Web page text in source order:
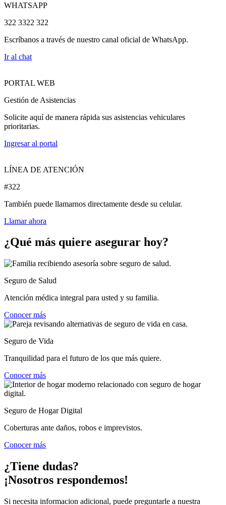
WHATSAPP
322 3322 322
Escríbanos a través de nuestro canal oficial de WhatsApp.
Ir al chat
PORTAL WEB
Gestión de Asistencias
Solicite aquí de manera rápida sus asistencias vehiculares
prioritarias.
Ingresar al portal
LÍNEA DE ATENCIÓN
#322
También puede llamarnos directamente desde su celular.
Llamar ahora
¿Qué más quiere asegurar hoy?
Seguro de Salud
Atención médica integral para usted y su familia.
Conocer más
Seguro de Vida
Tranquilidad para el futuro de los que más quiere.
Conocer más
Seguro de Hogar Digital
Coberturas ante daños, robos e imprevistos.
Conocer más
¿Tiene dudas?
¡Nosotros respondemos!
Si necesita informacion adicional, puede preguntarle a nuestra